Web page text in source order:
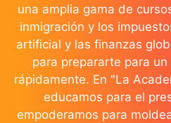
una amplia gama de
inmigración y los
artificial y las finanzas
para prepararte para
rápidamente. En "La
educamos para el
empoderamos para